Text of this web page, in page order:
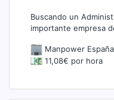
Buscando un
importante empresa
Manpower España
11,08€ por hora